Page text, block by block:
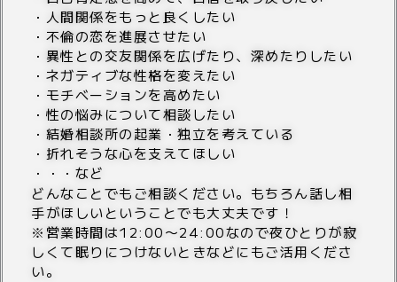
・人間関係をもっと良くしたい
・不倫の恋を進展させたい
・異性との交友関係を広げたり、深めたりしたい
・ネガティブな性格を変えたい
・モチベーションを高めたい
・性の悩みについて相談したい
・結婚相談所の起業・独立を考えている
・折れそうな心を支えてほしい
・・・など
どんなことでもご相談ください。もちろん話し相
手がほしいということでも大丈夫です！
※営業時間は12:00〜24:00なので夜ひとりが寂
しくて眠りにつけないときなどにもご活用くださ
い。